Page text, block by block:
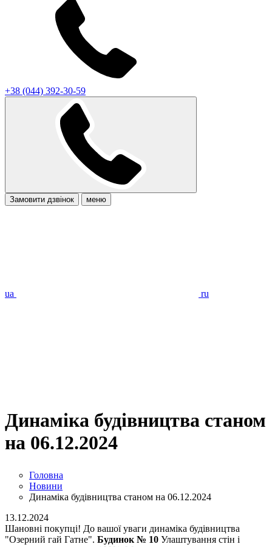
+38 (044) 392-30-59
Замовити дзвінок меню
ua ru
Динаміка будівництва станом
на 06.12.2024
Головна
Новини
Динаміка будівництва станом на 06.12.2024
13.12.2024
Шановні покупці! До вашої уваги динаміка будівництва
"Озерний гай Гатне". Будинок № 10 Улаштування стін і